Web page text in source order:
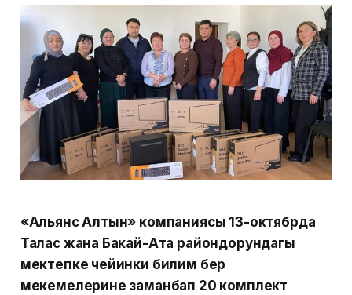
«Альянс Алтын» компаниясы 13-октябрда
Талас жана Бакай-Ата райондорундагы
мектепке чейинки билим берүү
мекемелерине заманбап 20 комплект